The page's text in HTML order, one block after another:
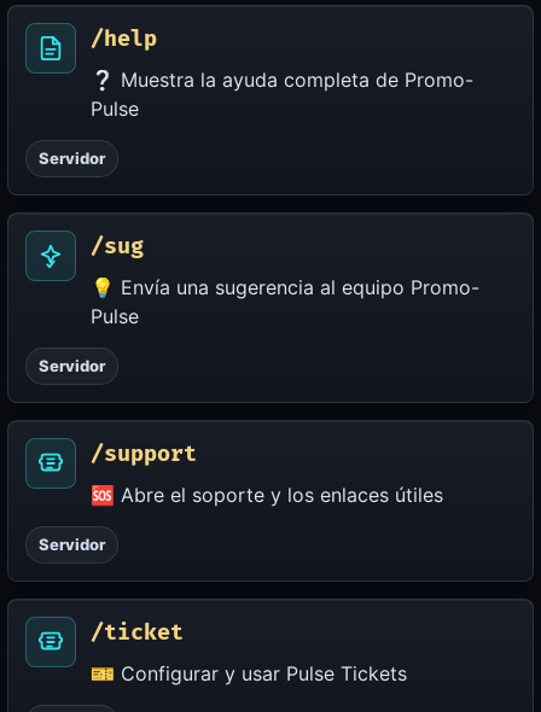
/help
❔ Muestra la ayuda completa de Promo-
Pulse
Servidor
/sug
💡 Envía una sugerencia al equipo Promo-
Pulse
Servidor
/support
🆘 Abre el soporte y los enlaces útiles
Servidor
/ticket
🎫 Configurar y usar Pulse Tickets